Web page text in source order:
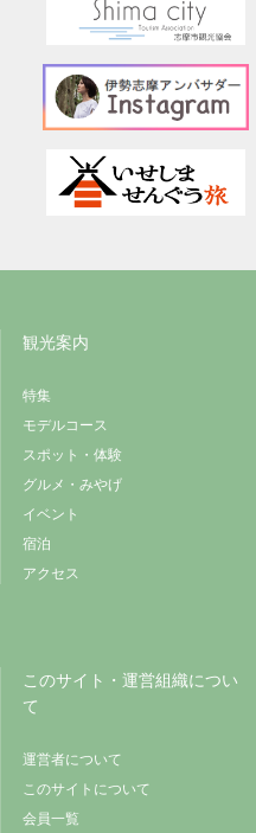
観光案内
特集
モデルコース
スポット・体験
グルメ・みやげ
イベント
宿泊
アクセス
このサイト・運営組織につい
て
運営者について
このサイトについて
会員一覧